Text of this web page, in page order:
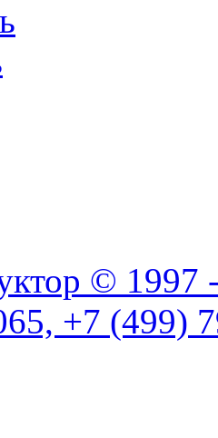
© 1997
+7 (499)